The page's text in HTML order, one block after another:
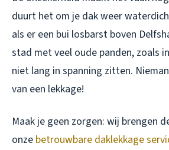
duurt het om je dak weer
als er een bui losbarst boven
stad met veel oude panden, zoals
niet lang in spanning zitten.
van een lekkage!
Maak je geen zorgen: wij brengen
onze betrouwbare daklekkage